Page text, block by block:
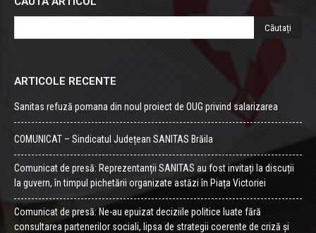
ARTICOLE RECENTE
Sanitas refuză pomana din noul proiect de OUG privind salarizarea
COMUNICAT – Sindicatul Județean SANITAS Brăila
Comunicat de presă: Reprezentanții SANITAS au fost invitați la discuții
la guvern, în timpul pichetării organizate astăzi în Piața Victoriei
Comunicat de presă: Ne-au epuizat deciziile politice luate fără
consultarea partenerilor sociali, lipsa de strategii coerente de criză și